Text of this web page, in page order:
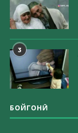
3
БОЙГОНӢ